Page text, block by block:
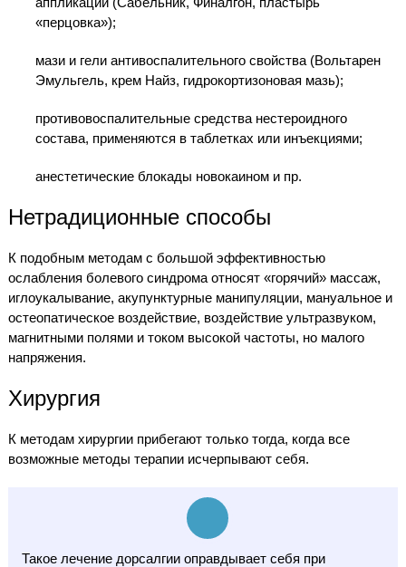
«перцовка»);
мази и гели антивоспалительного свойства (Вольтарен
Эмульгель, крем Найз, гидрокортизоновая мазь);
противовоспалительные средства нестероидного
состава, применяются в таблетках или инъекциями;
анестетические блокады новокаином и пр.
Нетрадиционные способы
К подобным методам с большой эффективностью
ослабления болевого синдрома относят «горячий» массаж,
иглоукалывание, акупунктурные манипуляции, мануальное и
остеопатическое воздействие, воздействие ультразвуком,
магнитными полями и током высокой частоты, но малого
напряжения.
Хирургия
К методам хирургии прибегают только тогда, когда все
возможные методы терапии исчерпывают себя.
Такое лечение дорсалгии оправдывает себя при